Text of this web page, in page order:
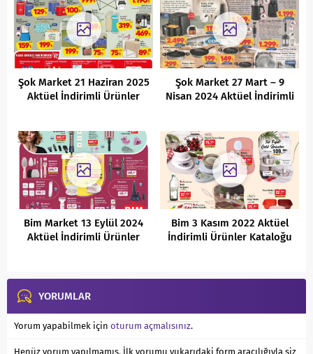
Şok Market 21 Haziran 2025
Aktüel İndirimli Ürünler
Şok Market 27 Mart – 9
Nisan 2024 Aktüel İndirimli
Bim Market 13 Eylül 2024
Aktüel İndirimli Ürünler
Bim 3 Kasım 2022 Aktüel
İndirimli Ürünler Kataloğu
YORUMLAR
Yorum yapabilmek için oturum açmalısınız.
Henüz yorum yapılmamış. İlk yorumu yukarıdaki form aracılığıyla siz